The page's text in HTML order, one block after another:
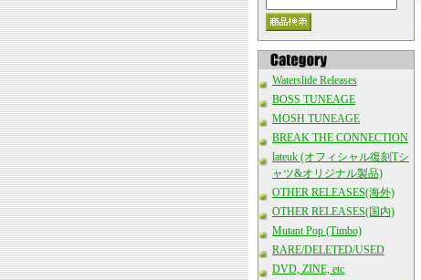
Waterslide Releases
BOSS TUNEAGE
MOSH TUNEAGE
BREAK THE CONNECTION
lateuk (オフィシャル復刻Tシ
ャツ&オリジナル製品)
OTHER RELEASES(海外)
OTHER RELEASES(国内)
Mutant Pop (Timbo)
RARE/DELETED/USED
DVD, ZINE, etc